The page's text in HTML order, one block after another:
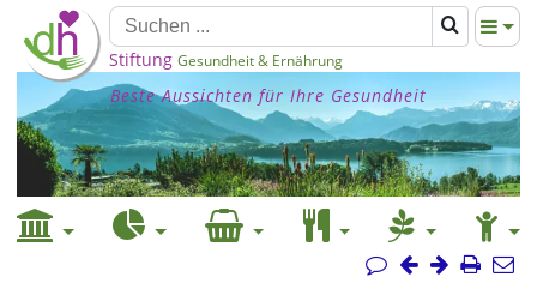
Stiftung Gesundheit & Ernährung
Beste Aussichten für Ihre Gesundheit